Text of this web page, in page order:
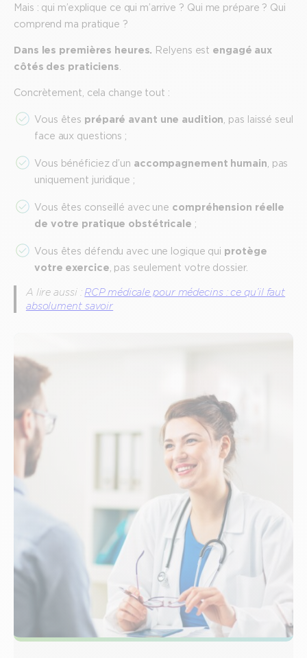
Mais : qui m’explique ce qui m’arrive ? Qui me prépare ? Qui
comprend ma pratique ?
Dans les premières heures. Relyens est engagé aux
côtés des praticiens
Concrètement, cela change tout :
Vous êtes préparé avant une audition , pas laissé seul
face aux questions ;
Vous bénéficiez d’un accompagnement humain , pas
uniquement juridique ;
Vous êtes conseillé avec une compréhension réelle
de votre pratique obstétricale ;
Vous êtes défendu avec une logique qui protège
votre exercice , pas seulement votre dossier.
A lire aussi : RCP médicale pour médecins : ce qu’il faut
absolument savoir